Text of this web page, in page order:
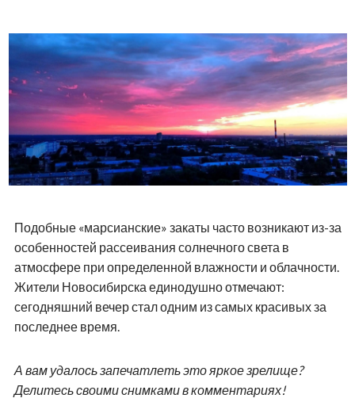
Подобные «марсианские» закаты часто возникают из-за
особенностей рассеивания солнечного света в
атмосфере при определенной влажности и облачности.
Жители Новосибирска единодушно отмечают:
сегодняшний вечер стал одним из самых красивых за
последнее время.
А вам удалось запечатлеть это яркое зрелище?
Делитесь своими снимками в комментариях!